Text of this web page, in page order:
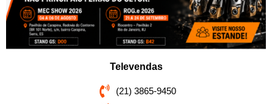
Televendas
(21) 3865-9450